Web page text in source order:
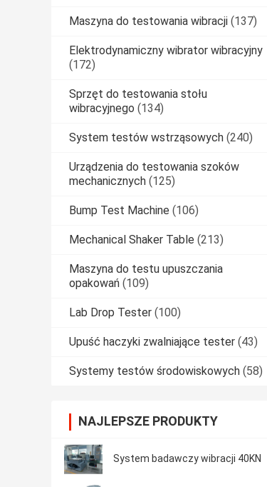
Maszyna do testowania wibracji (137)
Elektrodynamiczny wibrator wibracyjny
(172)
Sprzęt do testowania stołu
wibracyjnego (134)
System testów wstrząsowych (240)
Urządzenia do testowania szoków
mechanicznych (125)
Bump Test Machine (106)
Mechanical Shaker Table (213)
Maszyna do testu upuszczania
opakowań (109)
Lab Drop Tester (100)
Upuść haczyki zwalniające tester (43)
Systemy testów środowiskowych (58)
NAJLEPSZE PRODUKTY
System badawczy wibracji 40KN